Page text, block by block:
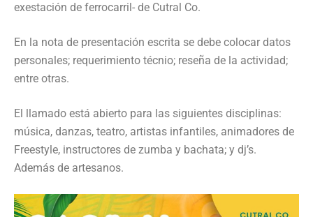
exestación de ferrocarril- de Cutral Co.
En la nota de presentación escrita se debe colocar datos
personales; requerimiento técnio; reseña de la actividad;
entre otras.
El llamado está abierto para las siguientes disciplinas:
música, danzas, teatro, artistas infantiles, animadores de
Freestyle, instructores de zumba y bachata; y dj’s.
Además de artesanos.